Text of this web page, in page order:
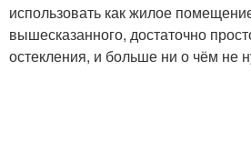
использовать как жилое
вышесказанного, достаточно
остекления, и больше ни о чём не